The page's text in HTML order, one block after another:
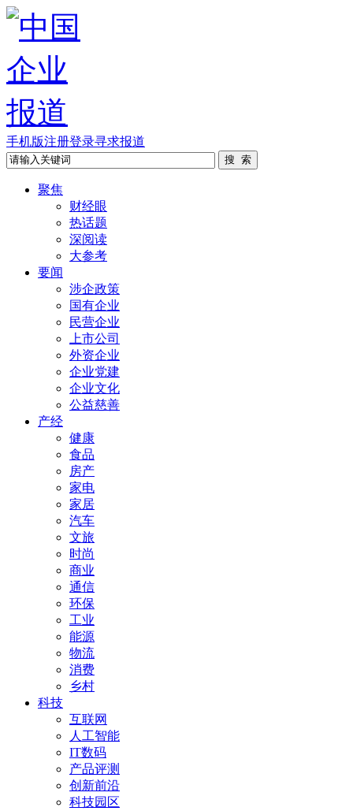
手机版注册登录寻求报道
聚焦
财经眼
热话题
深阅读
大参考
要闻
涉企政策
国有企业
民营企业
上市公司
外资企业
企业党建
企业文化
公益慈善
产经
健康
食品
房产
家电
家居
汽车
文旅
时尚
商业
通信
环保
工业
能源
物流
消费
乡村
科技
互联网
人工智能
IT数码
产品评测
创新前沿
科技园区